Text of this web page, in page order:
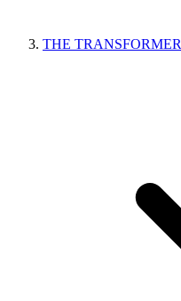
THE TRANSFORMER